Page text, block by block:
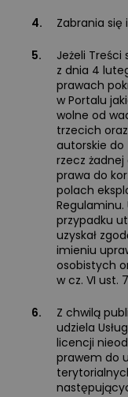
4. Zabrania się
5.
Jeżeli
z dnia 4
prawach
w Portalu
wolne od
trzecich
autorskie do
rzecz żadnej
prawa do
polach
Regulaminu.
przypadku
uzyskał
imieniu
osobistych
w cz. VI ust.
6.
Z chwilą
udziela
licencji
prawem do